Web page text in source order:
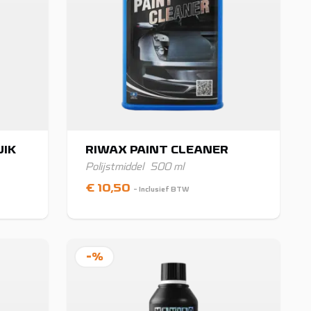
RIWAX PAINT CLEANER
Polijstmiddel 500 ml
€10,50 - Inclusief BTW
-%